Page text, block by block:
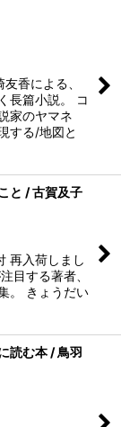
香による、
長篇小説。 コ
家のヤマネ
する/地図と
と / 古賀及子
再入荷しまし
目する著者、
。 きょうだい
読む本 / 鳥羽